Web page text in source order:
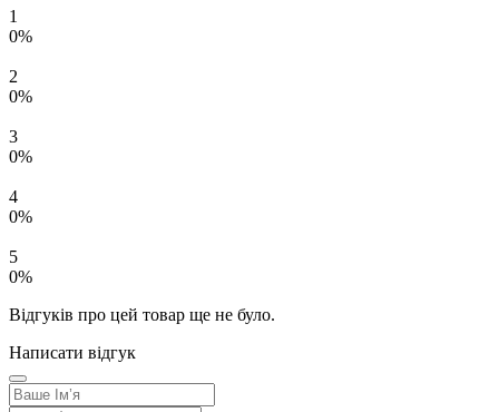
1
0%
2
0%
3
0%
4
0%
5
0%
Відгуків про цей товар ще не було.
Написати відгук